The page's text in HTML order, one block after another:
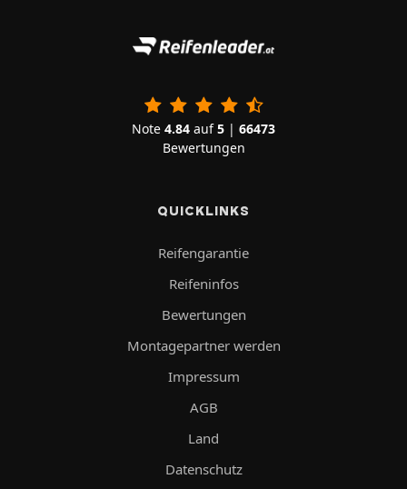
Note 4.84 auf5 | 66473
Bewertungen
QUICKLINKS
Reifengarantie
Reifeninfos
Bewertungen
Montagepartner werden
Impressum
AGB
Land
Datenschutz